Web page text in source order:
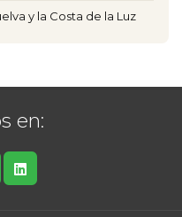
y la Costa de la Luz
en: